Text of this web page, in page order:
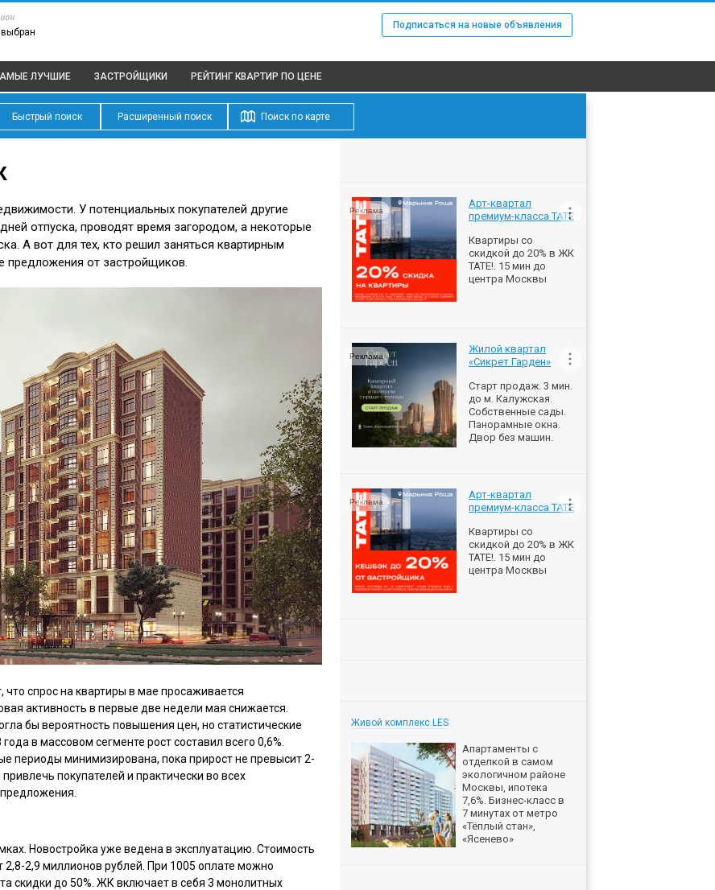
Подписаться на новые объявления
ЛУЧШИЕ ЗАСТРОЙЩИКИ РЕЙТИНГ КВАРТИР ПО ЦЕНЕ
Быстрый поиск Расширенный поиск Поиск по карте
У потенциальных покупателей другие
отпуска, проводят время загородом, а некоторые
А вот для тех, кто решил заняться квартирным
от застройщиков.
спрос на квартиры в мае просаживается
активность в первые две недели мая снижается.
бы вероятность повышения цен, но статистические
в массовом сегменте рост составил всего 0,6%.
периоды минимизирована, пока прирост не превысит 2-
покупателей и практически во всех
Новостройка уже ведена в эксплуатацию. Стоимость
2,8-2,9 миллионов рублей. При 1005 оплате можно
скидки до 50%. ЖК включает в себя 3 монолитных
Арт-квартал
премиум-класса ТАТЕ
Квартиры со
скидкой до 20% в ЖК
ТАТЕ!. 15 мин до
центра Москвы
Реклама
Жилой квартал
«Сикрет Гарден»
Старт продаж. 3 мин.
до м. Калужская.
Собственные сады.
Панорамные окна.
Двор без машин.
Реклама
Арт-квартал
премиум-класса ТАТЕ
Квартиры со
скидкой до 20% в ЖК
ТАТЕ!. 15 мин до
центра Москвы
Реклама
Живой комплекс LES
Апартаменты с
отделкой в самом
экологичном районе
Москвы, ипотека
7,6%. Бизнес-класс в
7 минутах от метро
«Тёплый стан»,
«Ясенево»